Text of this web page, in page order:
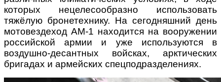
которых нецелесообразно использовать
тяжёлую бронетехнику. На сегодняшний день
мотовездеход АМ-1 находится на вооружении
российской армии и уже используются в
воздушно-десантных войсках, арктических
бригадах и армейских спецподразделениях.